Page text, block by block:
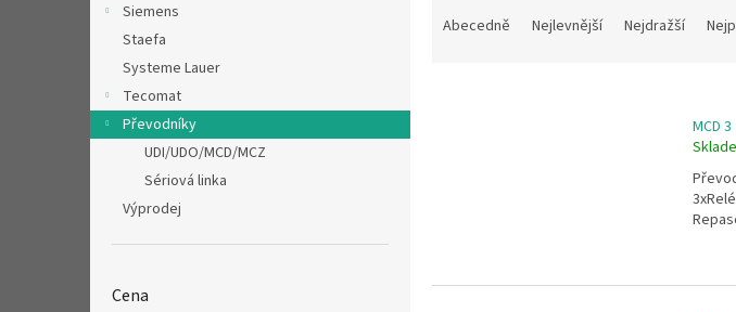
Siemens
Staefa
Systeme Lauer
Tecomat
Převodníky
UDI/UDO/MCD/MCZ
Sériová linka
Výprodej
Cena t
Abecedně Nejlevnější Nejdražší
d
MCD 3